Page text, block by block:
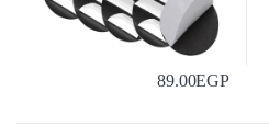
89.00EGP